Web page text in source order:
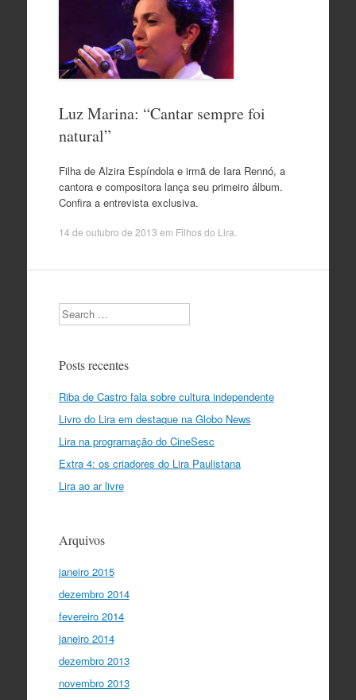
Luz Marina: “Cantar sempre foi
natural”
Filha de Alzira Espíndola e irmã de Iara Rennó, a
cantora e compositora lança seu primeiro álbum.
Confira a entrevista exclusiva.
14 de outubro de 2013 em Filhos do Lira
Search
Posts recentes
Riba de Castro fala sobre cultura independente
Livro do Lira em destaque na Globo News
Lira na programação do CineSesc
Extra 4: os criadores do Lira Paulistana
Lira ao ar livre
Arquivos
janeiro 2015
dezembro 2014
fevereiro 2014
janeiro 2014
dezembro 2013
novembro 2013